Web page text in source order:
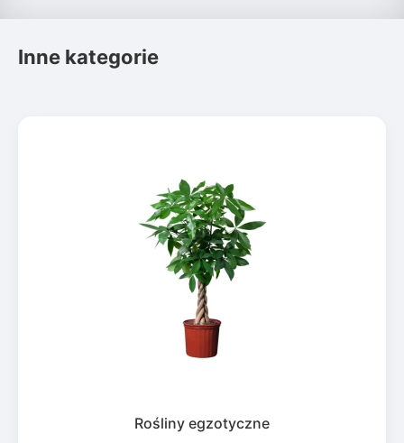
Inne kategorie
Rośliny egzotyczne